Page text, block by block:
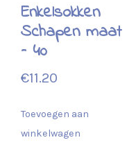
Enkelsokken
Schapen
– 40
€11.20
Toevoegen aan
winkelwagen